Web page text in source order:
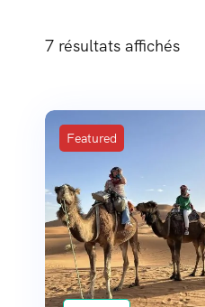
7 résultats affichés
Featured